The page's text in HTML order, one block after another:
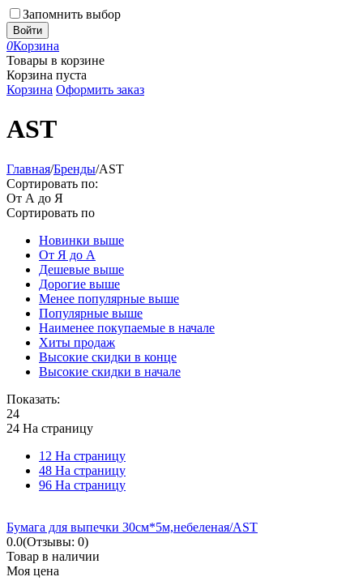
Запомнить выбор
Войти
0Корзина
Товары в корзине
Корзина пуста
Корзина Оформить заказ
AST
Главная/Бренды/AST
Сортировать по:
От А до Я
Сортировать по
Новинки выше
От Я до А
Дешевые выше
Дорогие выше
Менее популярные выше
Популярные выше
Наименее покупаемые в начале
Хиты продаж
Высокие скидки в конце
Высокие скидки в начале
Показать:
24
24 На страницу
12 На страницу
48 На страницу
96 На страницу
Бумага для выпечки 30см*5м,небеленая/AST
0.0(Отзывы: 0)
Товар в наличии
Моя цена